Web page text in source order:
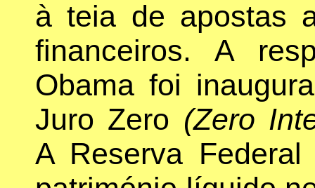
à teia de apostas
financeiros. A
Obama foi
Juro Zero (Zero
A Reserva